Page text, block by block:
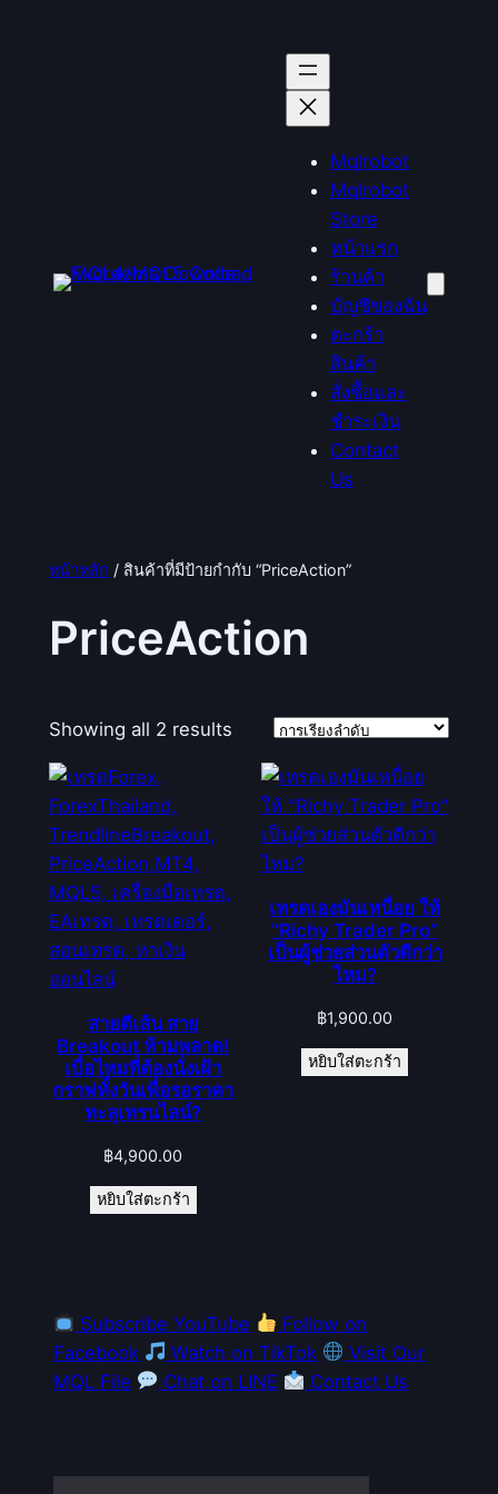
Mqlrobot
Mqlrobot
Store
หน้าแรก
ร้านค้า
บัญชีของฉัน
ตะกร้า
สินค้า
สั่งซื้อและ
ชำระเงิน
Contact
Us
หน้าหลัก / สินค้าที่มีป้ายกำกับ “PriceAction”
PriceAction
Showing all 2 results
สายตีเส้น สาย
Breakout ห้ามพลาด!
เบื่อไหมที่ต้องนั่งเฝ้า
กราฟทั้งวันเพื่อรอราคา
ทะลุเทรนไลน์?
฿4,900.00
หยิบใส่ตะกร้า
เทรดเองมันเหนื่อย ให้
“Richy Trader Pro”
เป็นผู้ช่วยส่วนตัวดีกว่า
ไหม?
฿1,900.00
หยิบใส่ตะกร้า
Subscribe YouTube
Follow on
Facebook
Watch on TikTok
Visit Our
MQL File
Chat on LINE Contact Us